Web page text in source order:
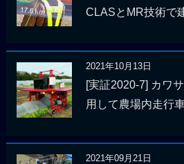
CLASとMR技術で
2021年10月13日
[実証2020-7] カワ
用して農場内走行
2021年09月21日